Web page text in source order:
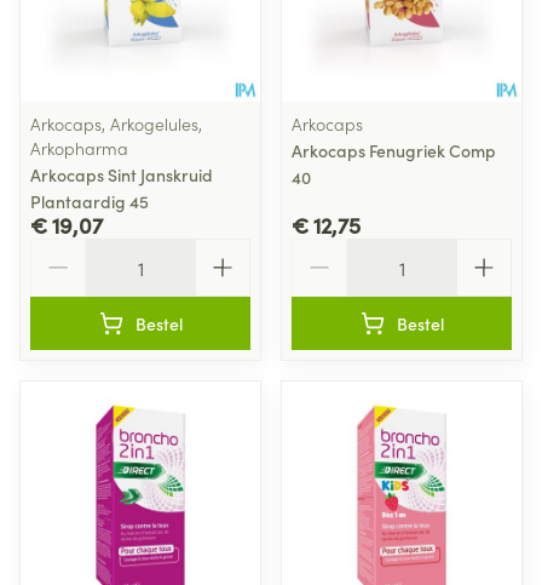
Arkocaps, Arkogelules,
Arkopharma
Arkocaps Sint Janskruid
Plantaardig 45
€ 19,07
Bestel
Arkocaps
Arkocaps Fenugriek Comp
40
€ 12,75
Bestel